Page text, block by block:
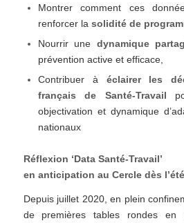
Montrer comment ces
renforcer la solidité de
Nourrir une dynamique
prévention active et efficace,
Contribuer à éclairer les
français de Santé-Travail
objectivation et dynamique
nationaux
Réflexion ‘Data Santé-Travail’
en anticipation au Cercle dès
Depuis juillet 2020, en plein
de premières tables rondes en